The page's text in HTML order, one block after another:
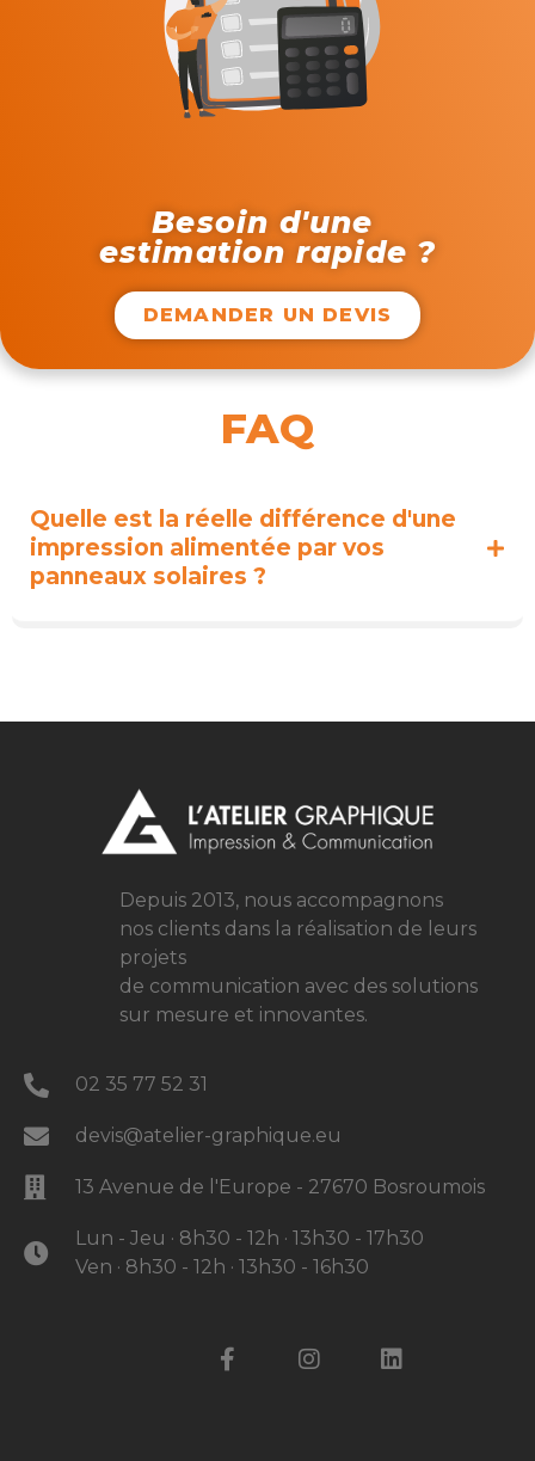
Besoin d'une
estimation rapide ?
DEMANDER UN DEVIS
FAQ
Quelle est la réelle différence d'une
impression alimentée par vos
panneaux solaires ?
Depuis 2013, nous accompagnons
nos clients dans la réalisation de leurs
projets
de communication avec des solutions
sur mesure et innovantes.
02 35 77 52 31
devis@atelier-graphique.eu
13 Avenue de l'Europe - 27670 Bosroumois
Lun - Jeu · 8h30 - 12h · 13h30 - 17h30
Ven · 8h30 - 12h · 13h30 - 16h30